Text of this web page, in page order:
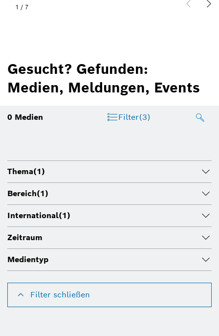
1 / 7
Gesucht? Gefunden:
Medien, Meldungen, Events
0 Medien Filter(3)
Thema(1)
Bereich(1)
International(1)
Zeitraum
Medientyp
Filter schließen